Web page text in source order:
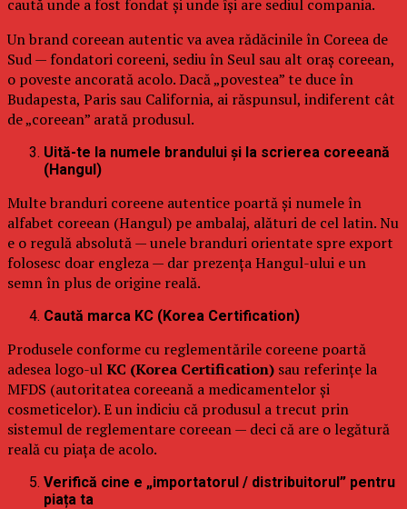
caută unde a fost fondat și unde își are sediul compania.
Un brand coreean autentic va avea rădăcinile în Coreea de
Sud — fondatori coreeni, sediu în Seul sau alt oraș coreean,
o poveste ancorată acolo. Dacă „povestea” te duce în
Budapesta, Paris sau California, ai răspunsul, indiferent cât
de „coreean” arată produsul.
Uită-te la numele brandului și la scrierea coreeană
(Hangul)
Multe branduri coreene autentice poartă și numele în
alfabet coreean (Hangul) pe ambalaj, alături de cel latin. Nu
e o regulă absolută — unele branduri orientate spre export
folosesc doar engleza — dar prezența Hangul-ului e un
semn în plus de origine reală.
Caută marca KC (Korea Certification)
Produsele conforme cu reglementările coreene poartă
adesea logo-ulKC (Korea Certification) sau referințe la
MFDS (autoritatea coreeană a medicamentelor și
cosmeticelor). E un indiciu că produsul a trecut prin
sistemul de reglementare coreean — deci că are o legătură
reală cu piața de acolo.
Verifică cine e „importatorul / distribuitorul” pentru
piața ta